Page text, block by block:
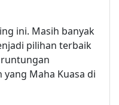
ini. Masih banyak
pilihan terbaik
Maha Kuasa di